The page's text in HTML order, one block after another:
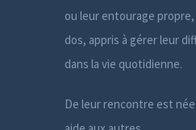
ou leur entourage
dos, appris à gérer leur
dans la vie quotidienne.
De leur rencontre est